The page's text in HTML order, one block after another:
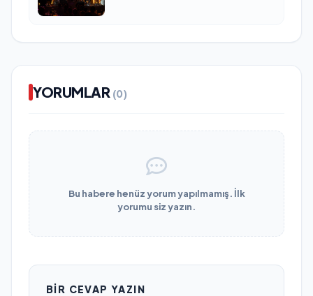
YORUMLAR (0)
Bu habere henüz yorum yapılmamış. İlk
yorumu siz yazın.
BIR CEVAP YAZIN